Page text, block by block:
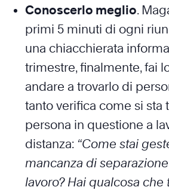
Conoscerlo meglio.
primi 5 minuti di ogni
una chiacchierata
trimestre, finalmente, fai
andare a trovarlo di
tanto verifica come si sta
persona in questione a
distanza: “Come stai
mancanza di
lavoro? Hai qualcosa che